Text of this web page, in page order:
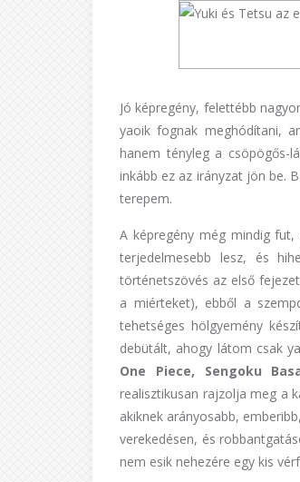
Jó képregény, felettébb
yaoik fognak meghódítani,
hanem tényleg a csöpögős-
inkább ez az irányzat jön be.
terepem.
A képregény még mindig fut,
terjedelmesebb lesz, és
történetszövés az első
a miérteket), ebből a
tehetséges hölgyemény
debütált, ahogy látom csak
One Piece, Sengoku
realisztikusan rajzolja meg a
akiknek arányosabb,
verekedésen, és
nem esik nehezére egy kis